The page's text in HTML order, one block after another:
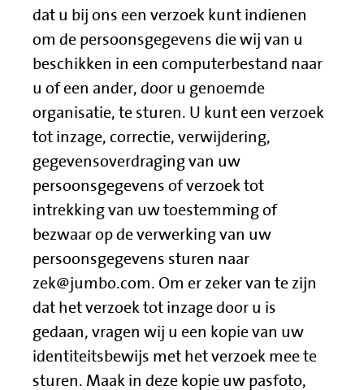
dat u bij ons een verzoek kunt indienen
om de persoonsgegevens die wij van u
beschikken in een computerbestand naar
u of een ander, door u genoemde
organisatie, te sturen. U kunt een verzoek
tot inzage, correctie, verwijdering,
gegevensoverdraging van uw
persoonsgegevens of verzoek tot
intrekking van uw toestemming of
bezwaar op de verwerking van uw
persoonsgegevens sturen naar
zek@jumbo.com. Om er zeker van te zijn
dat het verzoek tot inzage door u is
gedaan, vragen wij u een kopie van uw
identiteitsbewijs met het verzoek mee te
sturen. Maak in deze kopie uw pasfoto,